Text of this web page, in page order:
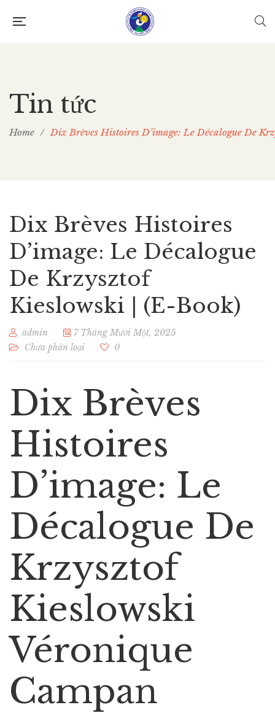
Tin tức
Home / Dix Brèves Histoires D’image: Le Décalogue De
Dix Brèves Histoires
D’image: Le Décalogue
De Krzysztof
Kieslowski | (E-Book)
admin
7 Tháng Mười Một, 2025
Chưa phân loại
0
Dix Brèves
Histoires
D’image: Le
Décalogue De
Krzysztof
Kieslowski
Véronique
Campan